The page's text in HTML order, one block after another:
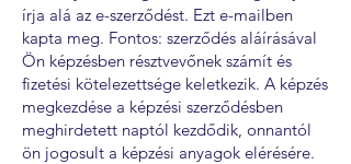
írja alá az e-szerződést. Ezt e-mailben
kapta meg. Fontos: szerződés aláírásával
Ön képzésben résztvevőnek számít és
fizetési kötelezettsége keletkezik. A képzés
megkezdése a képzési szerződésben
meghirdetett naptól kezdődik, onnantól
ön jogosult a képzési anyagok elérésére.